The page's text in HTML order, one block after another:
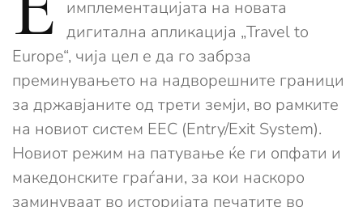
имплементацијата на новата
дигитална апликација „Travel to
Europe“, чија цел е да го забрза
преминувањето на надворешните граници
за државјаните од трети земји, во рамките
на новиот систем ЕЕС (Entry/Exit System).
Новиот режим на патување ќе ги опфати и
македонските граѓани, за кои наскоро
заминуваат во историјата печатите во